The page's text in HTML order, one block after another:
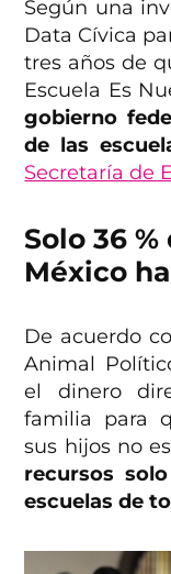
Según una
Data Cívica
tres años de
Escuela Es
gobierno
de las
Secretaría de
Solo 36
México
De acuerdo
Animal
el dinero
familia para
sus hijos no
recursos
escuelas de